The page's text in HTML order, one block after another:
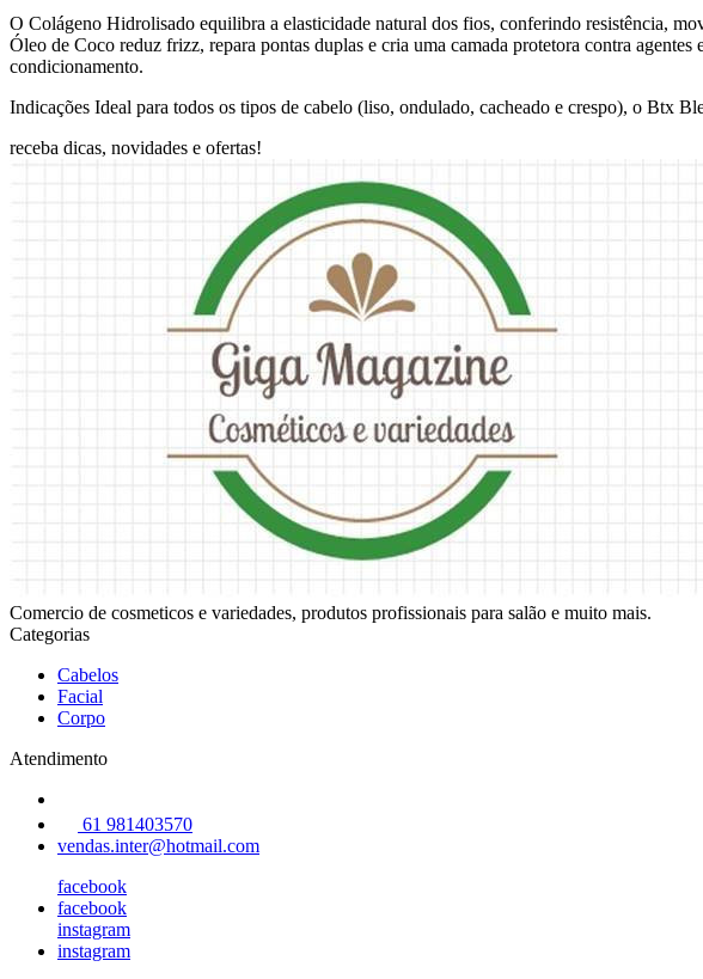
O Colágeno Hidrolisado equilibra a elasticidade natural dos fios, conferindo resistência,
Óleo de Coco reduz frizz, repara pontas duplas e cria uma camada protetora contra
condicionamento.
Indicações Ideal para todos os tipos de cabelo (liso, ondulado, cacheado e crespo), o Btx
receba dicas, novidades e ofertas!
Comercio de cosmeticos e variedades, produtos profissionais para salão e muito mais.
Categorias
Cabelos
Facial
Corpo
Atendimento
61 981403570
vendas.inter@hotmail.com
facebook
facebook
instagram
instagram